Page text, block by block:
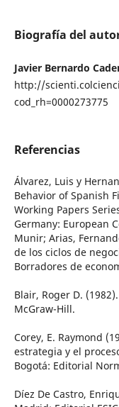
Biografía del
Javier Bernardo
http://
cod_rh=0000273775
Referencias
Álvarez, Luis y
Behavior of Spanish
Working Papers
Germany: European
Munir; Arias,
de los ciclos de
Borradores de
Blair, Roger D.
McGraw-Hill.
Corey, E. Raymond
estrategia y el
Bogotá: Editorial
Díez De Castro,